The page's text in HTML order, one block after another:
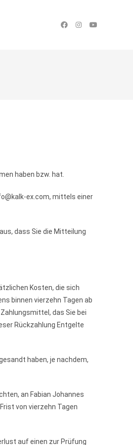
haben bzw. hat.
ex.com, mittels einer
dass Sie die Mitteilung
Kosten, die sich
binnen vierzehn Tagen ab
das Sie bei
Rückzahlung Entgelte
haben, je nachdem,
an Fabian Johannes
von vierzehn Tagen
auf einen zur Prüfung